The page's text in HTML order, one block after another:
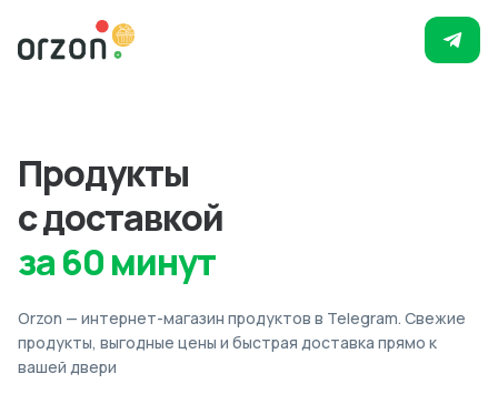
Продукты
с доставкой
за 60 минут
Orzon — интернет-магазин продуктов в Telegram. Свежие
продукты, выгодные цены и быстрая доставка прямо к
вашей двери